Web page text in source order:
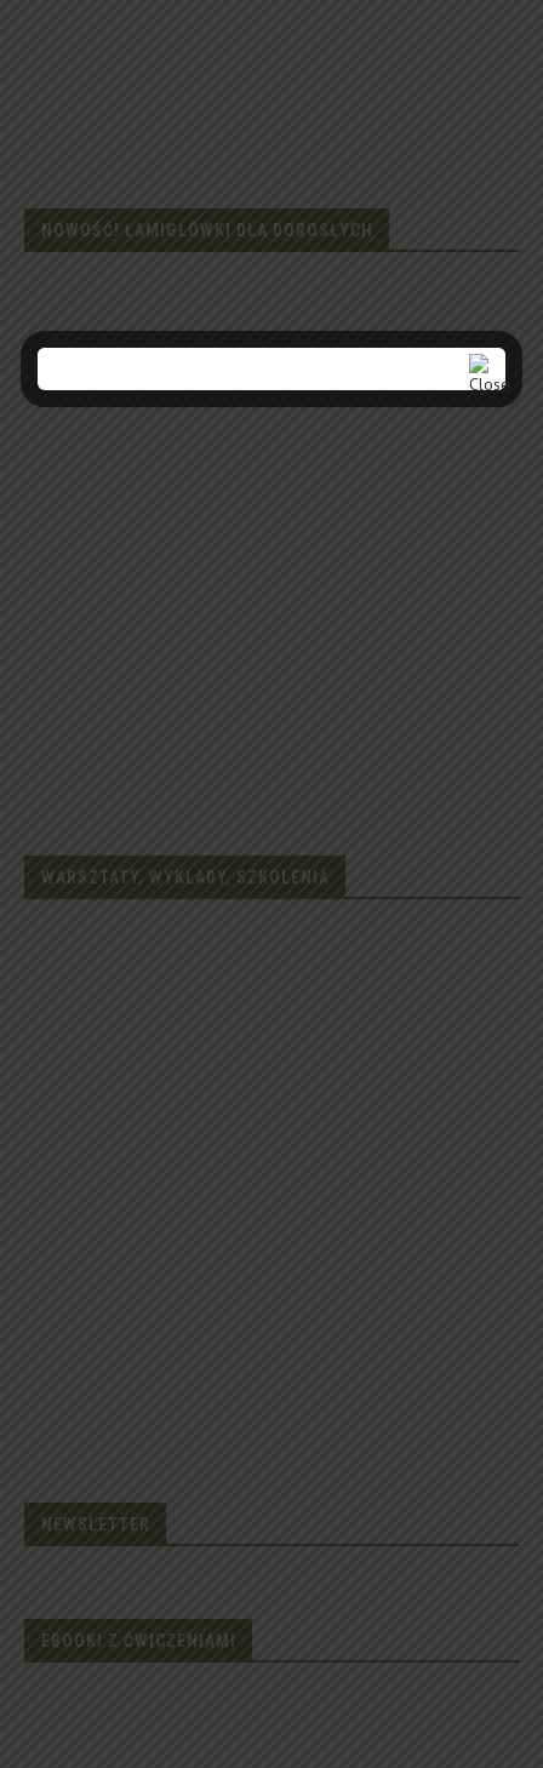
NOWOŚĆ! ŁAMIGŁÓWKI DLA DOROSŁYCH
WARSZTATY, WYKŁADY, SZKOLENIA
NEWSLETTER
EBOOKI Z ĆWICZENIAMI